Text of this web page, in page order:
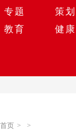
专题 策划
教育 健康
首页 > >